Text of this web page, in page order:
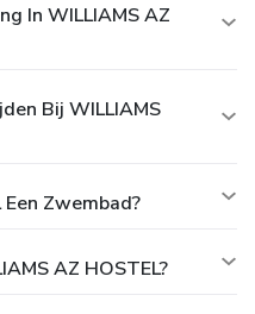
In WILLIAMS AZ
Bij WILLIAMS
Zwembad?
AZ HOSTEL?